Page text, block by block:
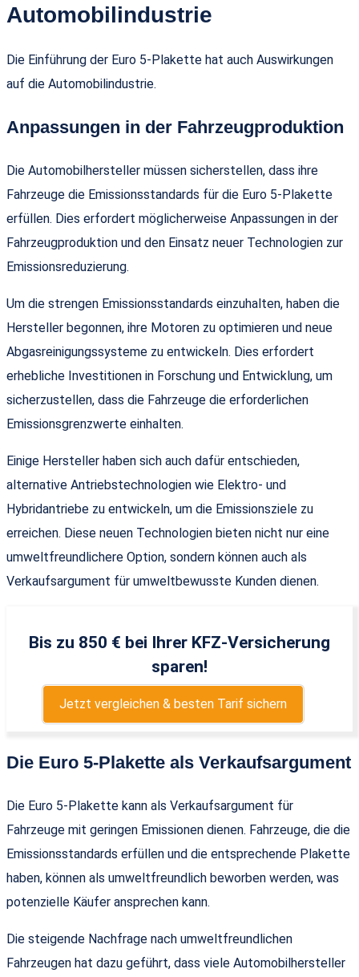
Automobilindustrie
Die Einführung der Euro 5-Plakette hat auch Auswirkungen
auf die Automobilindustrie.
Anpassungen in der Fahrzeugproduktion
Die Automobilhersteller müssen sicherstellen, dass ihre
Fahrzeuge die Emissionsstandards für die Euro 5-Plakette
erfüllen. Dies erfordert möglicherweise Anpassungen in der
Fahrzeugproduktion und den Einsatz neuer Technologien zur
Emissionsreduzierung.
Um die strengen Emissionsstandards einzuhalten, haben die
Hersteller begonnen, ihre Motoren zu optimieren und neue
Abgasreinigungssysteme zu entwickeln. Dies erfordert
erhebliche Investitionen in Forschung und Entwicklung, um
sicherzustellen, dass die Fahrzeuge die erforderlichen
Emissionsgrenzwerte einhalten.
Einige Hersteller haben sich auch dafür entschieden,
alternative Antriebstechnologien wie Elektro- und
Hybridantriebe zu entwickeln, um die Emissionsziele zu
erreichen. Diese neuen Technologien bieten nicht nur eine
umweltfreundlichere Option, sondern können auch als
Verkaufsargument für umweltbewusste Kunden dienen.
Bis zu 850 € bei Ihrer KFZ-Versicherung
sparen!
Jetzt vergleichen & besten Tarif sichern
Die Euro 5-Plakette als Verkaufsargument
Die Euro 5-Plakette kann als Verkaufsargument für
Fahrzeuge mit geringen Emissionen dienen. Fahrzeuge, die die
Emissionsstandards erfüllen und die entsprechende Plakette
haben, können als umweltfreundlich beworben werden, was
potenzielle Käufer ansprechen kann.
Die steigende Nachfrage nach umweltfreundlichen
Fahrzeugen hat dazu geführt, dass viele Automobilhersteller